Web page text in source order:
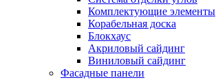
Комплектующие элементы
Корабельная доска
Блокхаус
Акриловый сайдинг
Виниловый сайдинг
Фасадные панели